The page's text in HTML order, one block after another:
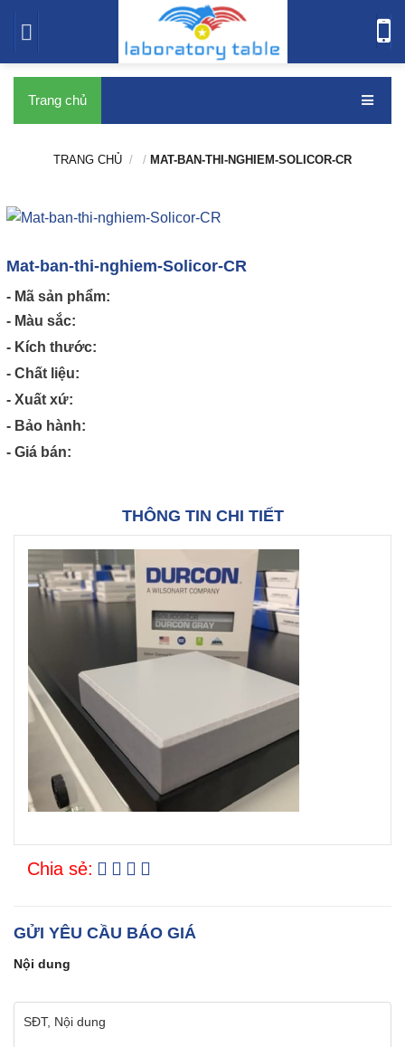
bàn thí nghiệm
Trang chủ
TRANG CHỦ / / MAT-BAN-THI-NGHIEM-SOLICOR-CR
Mat-ban-thi-nghiem-Solicor-CR
- Mã sản phẩm:
- Màu sắc:
- Kích thước:
- Chất liệu:
- Xuất xứ:
- Bảo hành:
- Giá bán:
THÔNG TIN CHI TIẾT
Chia sẻ:
GỬI YÊU CẦU BÁO GIÁ
Nội dung